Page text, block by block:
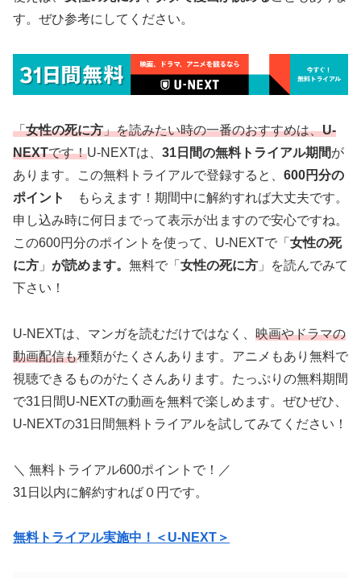
す。ぜひ参考にしてください。
「女性の死に方」を読みたい時の一番のおすすめは、U-
NEXTです！U-NEXTは、 31日間の無料トライアル期間が
あります。この無料トライアルで登録すると、 600円分の
ポイント
もらえます！期間中に解約すれば大丈夫です。
申し込み時に何日までって表示が出ますので安心ですね。
この600円分のポイントを使って、U-NEXTで「 女性の死
に方 」 が読めます。 無料で「 女性の死に方 」を読んでみて
下さい！
U-NEXTは、マンガを読むだけではなく、 映画やドラマの
動画配信も種類がたくさんあります。アニメもあり無料で
視聴できるものがたくさんあります。たっぷりの無料期間
で31日間U-NEXTの動画を無料で楽しめます。ぜひぜひ、
U-NEXTの31日間無料トライアルを試してみてください！
＼ 無料トライアル600ポイントで！／
31日以内に解約すれば０円です。
無料トライアル実施中！＜U-NEXT＞